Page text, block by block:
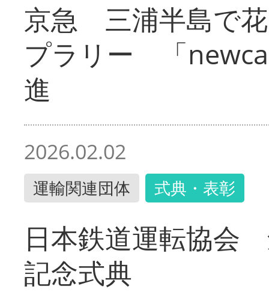
京急 三浦半島で
プラリー 「
進
2026.02.02
運輸関連団体 式典・表彰
日本鉄道運転協会
記念式典